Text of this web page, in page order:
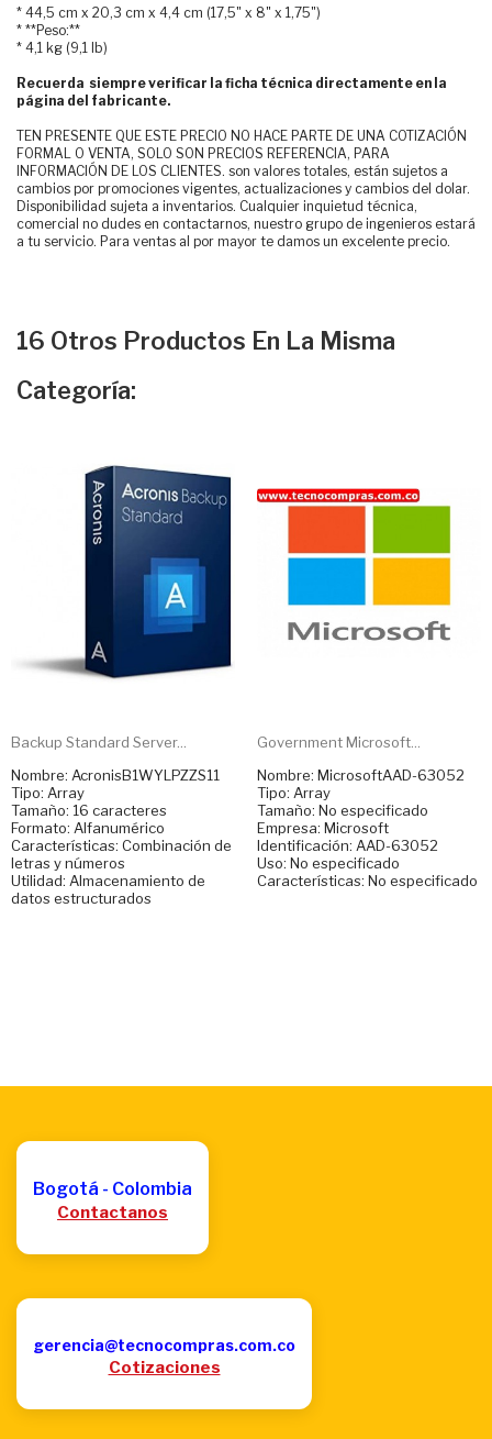
* 44,5 cm x 20,3 cm x 4,4 cm (17,5" x 8" x 1,75")
* **Peso:**
* 4,1 kg (9,1 lb)
Recuerda siempre verificar la ficha técnica directamente en la
página del fabricante.
TEN PRESENTE QUE ESTE PRECIO NO HACE PARTE DE UNA COTIZACIÓN
FORMAL O VENTA, SOLO SON PRECIOS REFERENCIA, PARA
INFORMACIÓN DE LOS CLIENTES. son valores totales, están sujetos a
cambios por promociones vigentes, actualizaciones y cambios del dolar.
Disponibilidad sujeta a inventarios. Cualquier inquietud técnica,
comercial no dudes en contactarnos, nuestro grupo de ingenieros estará
a tu servicio. Para ventas al por mayor te damos un excelente precio.
16 Otros Productos En La Misma
Categoría:
Backup Standard Server...
Nombre: AcronisB1WYLPZZS11
Tipo: Array
Tamaño: 16 caracteres
Formato: Alfanumérico
Características: Combinación de
letras y números
Utilidad: Almacenamiento de
datos estructurados
Government Microsoft...
Nombre: MicrosoftAAD-63052
Tipo: Array
Tamaño: No especificado
Empresa: Microsoft
Identificación: AAD-63052
Uso: No especificado
Características: No especificado
Bogotá - Colombia
Contactanos
gerencia@tecnocompras.com.co
Cotizaciones